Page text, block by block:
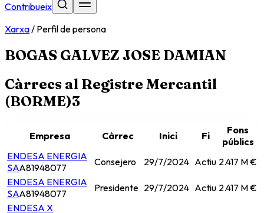
Contribueix
Xarxa/ Perfil de persona
BOGAS GALVEZ JOSE DAMIAN
Càrrecs al Registre Mercantil
(BORME)3
Empresa Càrrec Inici Fi
Fons
públics
ENDESA ENERGIA
SAA81948077 Consejero 29/7/2024 Actiu 2.417 M €
ENDESA ENERGIA
SAA81948077 Presidente 29/7/2024 Actiu 2.417 M €
ENDESA X